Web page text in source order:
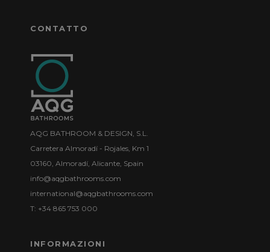
CONTATTO
AQG BATHROOM & DESIGN, S.L.
Carretera Almoradí - Rojales, Km 1
03160, Almoradí, Alicante, Spain
info@aqgbathrooms.com
international@aqgbathrooms.com
T: +34 865 753 000
INFORMAZIONI